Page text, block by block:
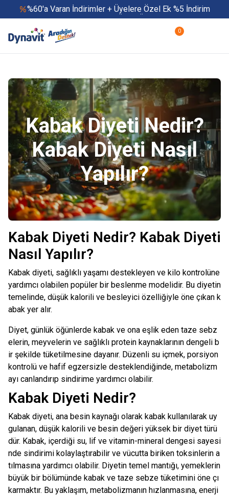
%60'a Varan İndirimler + Üyelere Özel Ek %5 İndirim
Yaz Boyu 500 TL ve Üzeri Ücretsiz Kargo
Yaza Özel Fırsatlar Başladı
0
Kabak Diyeti Nedir?
Kabak Diyeti Nasıl
Yapılır?
Kabak Diyeti Nedir? Kabak Diyeti
Nasıl Yapılır?
Kabak diyeti, sağlıklı yaşamı destekleyen ve kilo kontrolüne
yardımcı olabilen popüler bir beslenme modelidir. Bu diyetin
temelinde, düşük kalorili ve besleyici özelliğiyle öne çıkan k
abak yer alır.
Diyet, günlük öğünlerde kabak ve ona eşlik eden taze sebz
elerin, meyvelerin ve sağlıklı protein kaynaklarının dengeli b
ir şekilde tüketilmesine dayanır. Düzenli su içmek, porsiyon
kontrolü ve hafif egzersizle desteklendiğinde, metabolizm
ayı canlandırıp sindirime yardımcı olabilir.
Kabak Diyeti Nedir?
Kabak diyeti, ana besin kaynağı olarak kabak kullanılarak uy
gulanan, düşük kalorili ve besin değeri yüksek bir diyet türü
dür. Kabak, içerdiği su, lif ve vitamin-mineral dengesi sayesi
nde sindirimi kolaylaştırabilir ve vücutta biriken toksinlerin a
tılmasına yardımcı olabilir. Diyetin temel mantığı, yemeklerin
büyük bir bölümünde kabak ve taze sebze tüketimini öne çı
karmaktır. Bu yaklaşım, metabolizmanın hızlanmasına, enerji